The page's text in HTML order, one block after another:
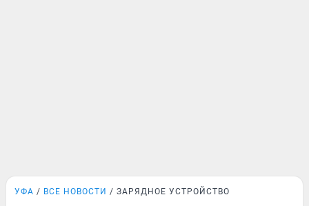
УФА ВСЕ НОВОСТИ ЗАРЯДНОЕ УСТРОЙСТВО